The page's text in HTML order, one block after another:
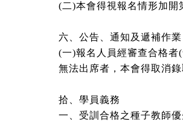
(二)本會得視報名情形加開
六、公告、通知及遞補作業
(一)報名人員經審查合格者
無法出席者，本會得取消
拾、學員義務
一、受訓合格之種子教師